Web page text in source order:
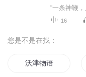
16
您是不是在找：
沃津物语